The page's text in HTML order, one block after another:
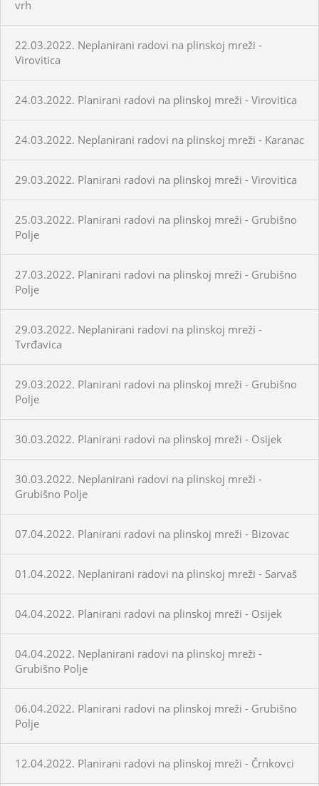
vrh
22.03.2022. Neplanirani radovi na plinskoj mreži -
Virovitica
24.03.2022. Planirani radovi na plinskoj mreži - Virovitica
24.03.2022. Neplanirani radovi na plinskoj mreži - Karanac
29.03.2022. Planirani radovi na plinskoj mreži - Virovitica
25.03.2022. Planirani radovi na plinskoj mreži - Grubišno
Polje
27.03.2022. Planirani radovi na plinskoj mreži - Grubišno
Polje
29.03.2022. Neplanirani radovi na plinskoj mreži -
Tvrđavica
29.03.2022. Planirani radovi na plinskoj mreži - Grubišno
Polje
30.03.2022. Planirani radovi na plinskoj mreži - Osijek
30.03.2022. Neplanirani radovi na plinskoj mreži -
Grubišno Polje
07.04.2022. Planirani radovi na plinskoj mreži - Bizovac
01.04.2022. Neplanirani radovi na plinskoj mreži - Sarvaš
04.04.2022. Planirani radovi na plinskoj mreži - Osijek
04.04.2022. Neplanirani radovi na plinskoj mreži -
Grubišno Polje
06.04.2022. Planirani radovi na plinskoj mreži - Grubišno
Polje
12.04.2022. Planirani radovi na plinskoj mreži - Črnkovci